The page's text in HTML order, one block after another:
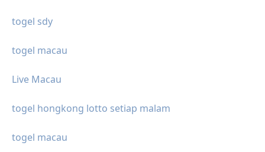
togel sdy
togel macau
Live Macau
togel hongkong lotto setiap malam
togel macau